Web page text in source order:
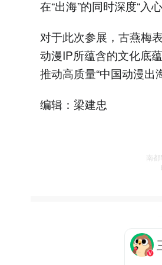
在“出海”的同时深度“入心
对于此次参展，古燕梅
动漫IP所蕴含的文化底
推动高质量“中国动漫出
编辑：梁建忠
南